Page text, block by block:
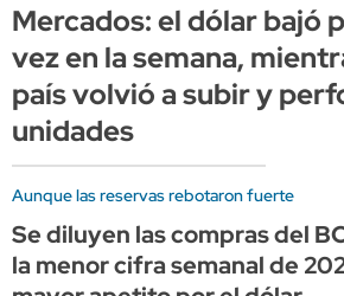
Mercados: el dólar bajó
vez en la semana,
país volvió a subir y
unidades
Aunque las reservas rebotaron fuerte
Se diluyen las compras del
la menor cifra semanal de